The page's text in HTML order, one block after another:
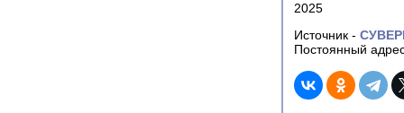
2025
Источник -
Постоянный